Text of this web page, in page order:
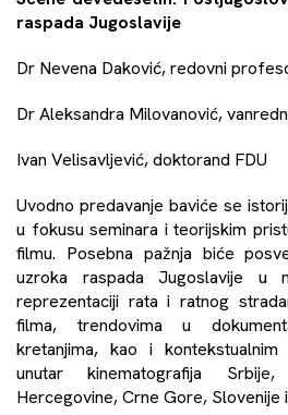
raspada Jugoslavije
Dr Nevena Daković, redovni
Dr Aleksandra Milovanović,
Ivan Velisavljević, doktorand FDU
Uvodno predavanje baviće se
u fokusu seminara i teorijskim
filmu. Posebna pažnja biće
uzroka raspada Jugoslavije u
reprezentaciji rata i ratnog
filma, trendovima u
kretanjima, kao i
unutar kinematografija
Hercegovine, Crne Gore, Slovenije